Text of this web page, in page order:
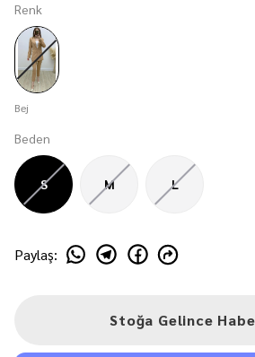
Renk
Bej
Beden
S M L
Paylaş:
Stoğa Gelince